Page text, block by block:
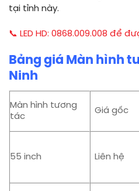
tại tỉnh này.
📞 LED HD: 0868.009.008 để
Bảng giá Màn hình
Ninh
Màn hình tương
tác
Giá gốc
55 inch Liên hệ